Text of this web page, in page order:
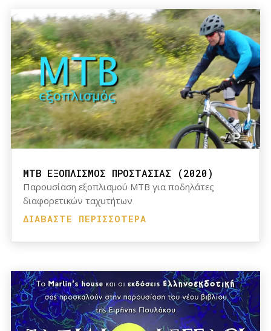
MTB ΕΞΟΠΛΙΣΜΟΣ ΠΡΟΣΤΑΣΙΑΣ (2020)
Παρουσίαση εξοπλισμού MTB για ποδηλάτες
διαφορετικών ταχυτήτων
ΔΙΑΒΆΣΤΕ ΠΕΡΙΣΣΌΤΕΡΑ